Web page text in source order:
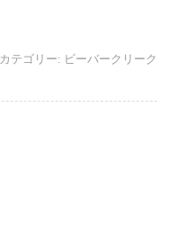
カテゴリー: ビーバークリーク